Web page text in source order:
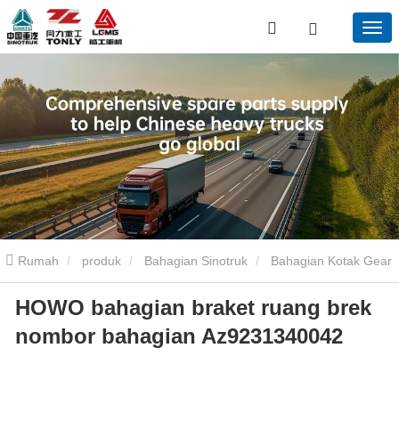
Rumah produk Bahagian Sinotruk Bahagian Kotak Gear
Sinotruk HOWO bahagian braket ruang brek nombor bahagian
Az9231340042
HOWO bahagian braket ruang brek
nombor bahagian Az9231340042